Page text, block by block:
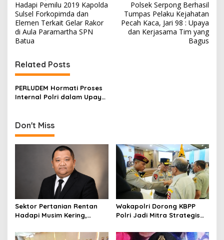
o
s
t
a
v
i
a
t
Hadapi Pemilu 2019 Kapolda
Sulsel Forkopimda dan
Elemen Terkait Gelar Rakor
di Aula Paramartha SPN
Batua
Polsek Serpong Berhasil
Tumpas Pelaku Kejahatan
Pecah Kaca, Jari 98 : Upaya
dan Kerjasama Tim yang
Bagus
Related Posts
PERLUDEM Hormati Proses
Internal Polri dalam Upaya
Don't Miss
Sektor Pertanian Rentan
Hadapi Musim Kering,
Jadi Solusi
Wakapolri Dorong KBPP
Polri Jadi Mitra Strategis